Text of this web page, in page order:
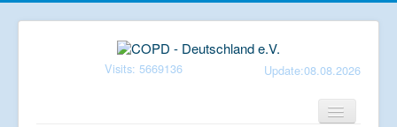
Visits: 5669136 Update:08.08.2026